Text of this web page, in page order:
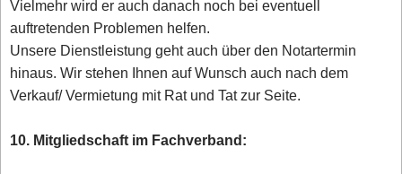
Vielmehr wird er auch danach noch bei eventuell
auftretenden Problemen helfen.
Unsere Dienstleistung geht auch über den Notartermin
hinaus. Wir stehen Ihnen auf Wunsch auch nach dem
Verkauf/ Vermietung mit Rat und Tat zur Seite.
10. Mitgliedschaft im Fachverband: